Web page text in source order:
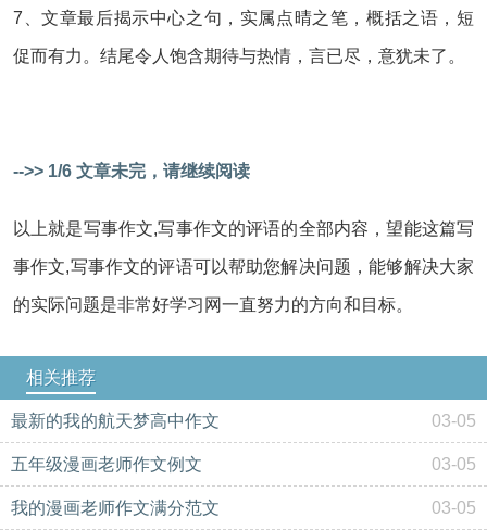
7、文章最后揭示中心之句，实属点晴之笔，概括之语，短
促而有力。结尾令人饱含期待与热情，言已尽，意犹未了。
-->> 1/6 文章未完，请继续阅读
以上就是写事作文,写事作文的评语的全部内容，望能这篇写
事作文,写事作文的评语可以帮助您解决问题，能够解决大家
的实际问题是非常好学习网一直努力的方向和目标。
相关推荐
最新的我的航天梦高中作文 03-05
五年级漫画老师作文例文 03-05
我的漫画老师作文满分范文 03-05